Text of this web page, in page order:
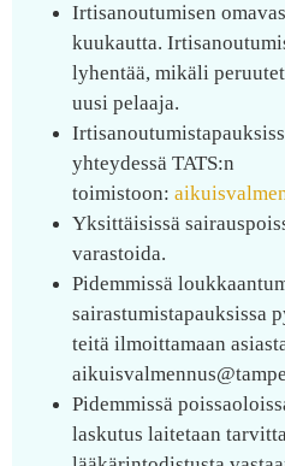
Irtisanoutumisen
kuukautta.
lyhentää, mikäli
uusi pelaaja.
yhteydessä TATS:n
toimistoon:
Yksittäisissä
varastoida.
Pidemmissä
sairastumistapauksissa
teitä ilmoittamaan
Pidemmissä
laskutus laitetaan